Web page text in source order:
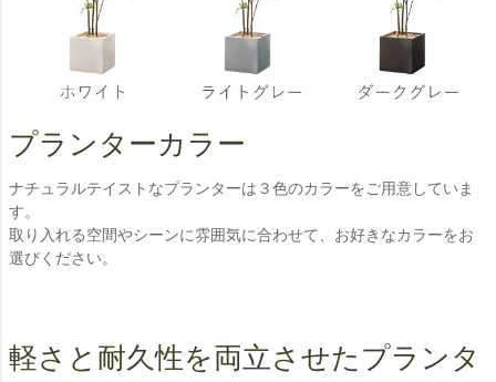
プランターカラー
ナチュラルテイストなプランターは３色のカラーをご用意していま
す。
取り入れる空間やシーンに雰囲気に合わせて、お好きなカラーをお
選びください。
軽さと耐久性を両立させたプランタ